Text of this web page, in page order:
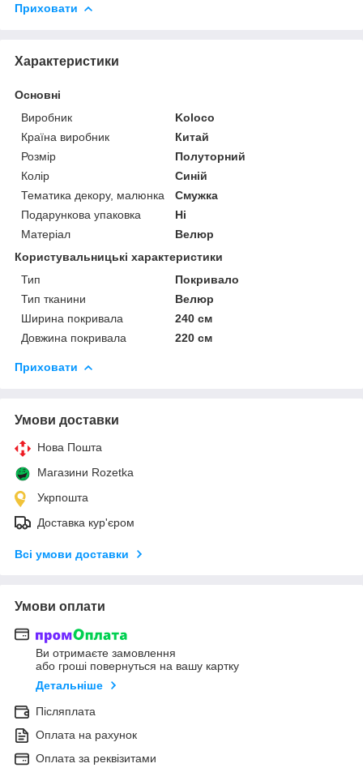
Приховати
Характеристики
Основні
Виробник
Koloco
Країна виробник
Китай
Розмір
Полуторний
Колір
Синій
Тематика декору, малюнка
Смужка
Подарункова упаковка
Ні
Матеріал
Велюр
Користувальницькі характеристики
Тип
Покривало
Тип тканини
Велюр
Ширина покривала
240 см
Довжина покривала
220 см
Приховати
Умови доставки
Нова Пошта
Магазини Rozetka
Укрпошта
Доставка кур'єром
Всі умови доставки
Умови оплати
Ви отримаєте замовлення
або гроші повернуться на вашу картку
Детальніше
Післяплата
Оплата на рахунок
Оплата за реквізитами